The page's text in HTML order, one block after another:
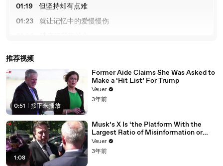
01:19
但坚持却有点难
01:23
就让记忆中的爱慢慢伤
01:35
透望没有你的轨道
01:39
就让记忆中的你慢慢老
01:42
撂去了谁也得不到
01:45
带着我的祈祷
01:48
彻底我累积的温厚
01:50
开始一次的当生想她
推荐视频
0:51 接下来播放
Former Aide Claims She Was Asked to
Make a ‘Hit List’ For Trump
Veuer
3年前
1:08
Musk’s X Is ‘the Platform With the
Largest Ratio of Misinformation or
Disinformation’ Amongst All Social
Media Platforms
Veuer
3年前